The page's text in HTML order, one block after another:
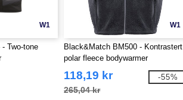
W1
- Two-tone
W1
Black&Match BM500 - Kontrastert
polar fleece bodywarmer
118,19 kr
265,04 kr
-55%